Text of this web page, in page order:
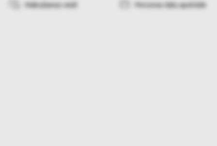
Maksāšanas veidi Personas datu apstrāde